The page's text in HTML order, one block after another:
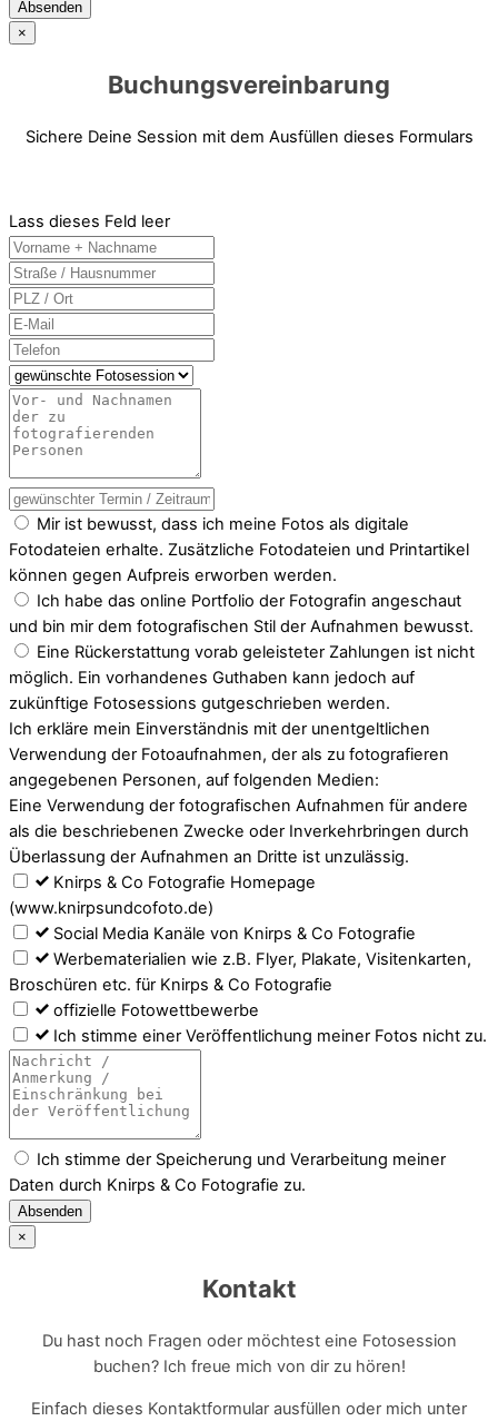
Absenden
×
Buchungsvereinbarung
Sichere Deine Session mit dem Ausfüllen dieses Formulars
Lass dieses Feld leer
Mir ist bewusst, dass ich meine Fotos als digitale
Fotodateien erhalte. Zusätzliche Fotodateien und Printartikel
können gegen Aufpreis erworben werden.
Ich habe das online Portfolio der Fotografin angeschaut
und bin mir dem fotografischen Stil der Aufnahmen bewusst.
Eine Rückerstattung vorab geleisteter Zahlungen ist nicht
möglich. Ein vorhandenes Guthaben kann jedoch auf
zukünftige Fotosessions gutgeschrieben werden.
Ich erkläre mein Einverständnis mit der unentgeltlichen
Verwendung der Fotoaufnahmen, der als zu fotografieren
angegebenen Personen, auf folgenden Medien:
Eine Verwendung der fotografischen Aufnahmen für andere
als die beschriebenen Zwecke oder Inverkehrbringen durch
Überlassung der Aufnahmen an Dritte ist unzulässig.
Knirps & Co Fotografie Homepage
(www.knirpsundcofoto.de)
Social Media Kanäle von Knirps & Co Fotografie
Werbematerialien wie z.B. Flyer, Plakate, Visitenkarten,
Broschüren etc. für Knirps & Co Fotografie
offizielle Fotowettbewerbe
Ich stimme einer Veröffentlichung meiner Fotos nicht zu.
Ich stimme der Speicherung und Verarbeitung meiner
Daten durch Knirps & Co Fotografie zu.
Absenden
×
Kontakt
Du hast noch Fragen oder möchtest eine Fotosession
buchen? Ich freue mich von dir zu hören!
Einfach dieses Kontaktformular ausfüllen oder mich unter